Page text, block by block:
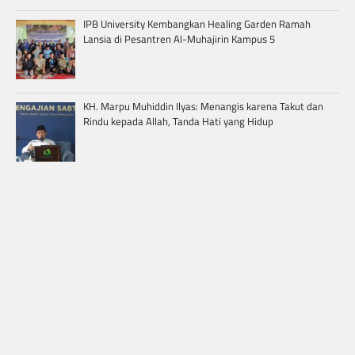
IPB University Kembangkan Healing Garden Ramah
Lansia di Pesantren Al-Muhajirin Kampus 5
KH. Marpu Muhiddin Ilyas: Menangis karena Takut dan
Rindu kepada Allah, Tanda Hati yang Hidup